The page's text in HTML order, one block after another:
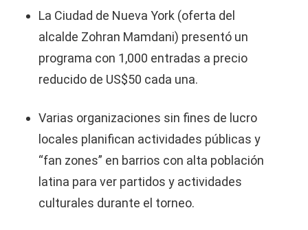
La Ciudad de Nueva York (oferta del
alcalde Zohran Mamdani) presentó un
programa con 1,000 entradas a precio
reducido de US$50 cada una.
Varias organizaciones sin fines de lucro
locales planifican actividades públicas y
“fan zones” en barrios con alta población
latina para ver partidos y actividades
culturales durante el torneo.